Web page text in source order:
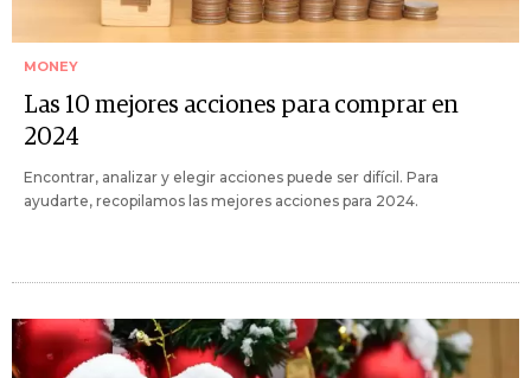
MONEY
Las 10 mejores acciones para comprar en
2024
Encontrar, analizar y elegir acciones puede ser difícil. Para
ayudarte, recopilamos las mejores acciones para 2024.